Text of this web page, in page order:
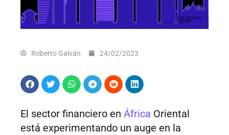
Roberto Galván 24/02/2023
El sector financiero en África Oriental
está experimentando un auge en la